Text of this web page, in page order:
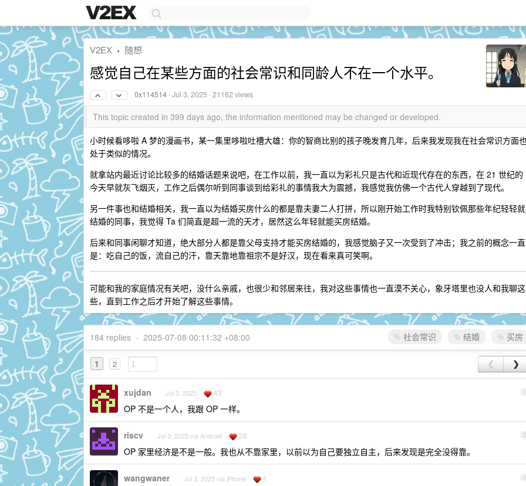
V2EX › 随想
感觉自己在某些方面的社会常识和同龄人不在一个水平。
0x114514 ·Jul 3, 2025 · 21162 views
This topic created in 399 days ago, the information mentioned may be changed or developed.
小时候看哆啦 A 梦的漫画书，某一集里哆啦吐槽大雄：你的智商比别的孩子晚发育几年，后来我发现我在社会常识方面
处于类似的情况。
就拿站内最近讨论比较多的结婚话题来说吧，在工作以前，我一直以为彩礼只是古代和近现代存在的东西，在 21 世纪的
今天早就灰飞烟灭，工作之后偶尔听到同事谈到给彩礼的事情我大为震撼，我感觉我仿佛一个古代人穿越到了现代。
另一件事也和结婚相关，我一直以为结婚买房什么的都是靠夫妻二人打拼，所以刚开始工作时我特别钦佩那些年纪轻轻就
结婚的同事，我觉得 Ta 们简直是超一流的天才，居然这么年轻就能买房结婚。
后来和同事闲聊才知道，绝大部分人都是靠父母支持才能买房结婚的，我感觉脑子又一次受到了冲击；我之前的概念一直
是：吃自己的饭，流自己的汗，靠天靠地靠祖宗不是好汉，现在看来真可笑啊。
可能和我的家庭情况有关吧，没什么亲戚，也很少和邻居来往，我对这些事情也一直漠不关心，象牙塔里也没人和我聊这
些，直到工作之后才开始了解这些事情。
社会常识 结婚 买房
184 replies • 2025-07-08 00:11:32 +08:00
1 2 ❮ ❯
1
xujdan Jul 3, 2025 43
OP 不是一个人，我跟 OP 一样。
2
riscv Jul 3, 2025 via Android 28
OP 家里经济是不是一般。我也从不靠家里，以前以为自己要独立自主，后来发现是完全没得靠。
3
wangwaner Jul 3, 2025 via iPhone 1